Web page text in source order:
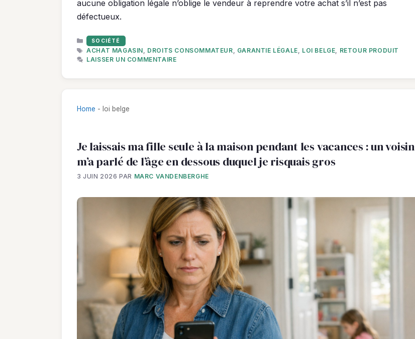
aucune obligation légale n’oblige le vendeur à reprendre votre achat s’il n’est pas
défectueux.
CATÉGORIES
SOCIÉTÉ
ÉTIQUETTES
ACHAT MAGASIN, DROITS CONSOMMATEUR, GARANTIE LÉGALE, LOI BELGE, RETOUR PRODUIT
LAISSER UN COMMENTAIRE
Home - loi belge
Je laissais ma fille seule à la maison pendant les vacances : un voisin
m’a parlé de l’âge en dessous duquel je risquais gros
3 JUIN 2026 PAR MARC VANDENBERGHE